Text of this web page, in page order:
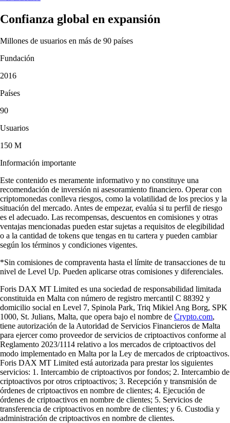
Confianza global en expansión
Millones de usuarios en más de 90 países
Fundación
2016
Países
90
Usuarios
150 M
Información importante
Este contenido es meramente informativo y no constituye una
recomendación de inversión ni asesoramiento financiero. Operar con
criptomonedas conlleva riesgos, como la volatilidad de los precios y la
situación del mercado. Antes de empezar, evalúa si tu perfil de riesgo
es el adecuado. Las recompensas, descuentos en comisiones y otras
ventajas mencionadas pueden estar sujetas a requisitos de elegibilidad
o a la cantidad de tokens que tengas en tu cartera y pueden cambiar
según los términos y condiciones vigentes.
*Sin comisiones de compraventa hasta el límite de transacciones de tu
nivel de Level Up. Pueden aplicarse otras comisiones y diferenciales.
Foris DAX MT Limited es una sociedad de responsabilidad limitada
constituida en Malta con número de registro mercantil C 88392 y
domicilio social en Level 7, Spinola Park, Triq Mikiel Ang Borg, SPK
1000, St. Julians, Malta, que opera bajo el nombre de Crypto.com,
tiene autorización de la Autoridad de Servicios Financieros de Malta
para ejercer como proveedor de servicios de criptoactivos conforme al
Reglamento 2023/1114 relativo a los mercados de criptoactivos del
modo implementado en Malta por la Ley de mercados de criptoactivos.
Foris DAX MT Limited está autorizada para prestar los siguientes
servicios: 1. Intercambio de criptoactivos por fondos; 2. Intercambio de
criptoactivos por otros criptoactivos; 3. Recepción y transmisión de
órdenes de criptoactivos en nombre de clientes; 4. Ejecución de
órdenes de criptoactivos en nombre de clientes; 5. Servicios de
transferencia de criptoactivos en nombre de clientes; y 6. Custodia y
administración de criptoactivos en nombre de clientes.